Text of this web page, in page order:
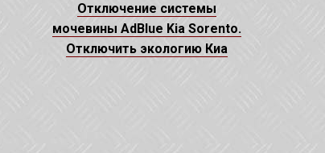
Отключение системы
мочевины AdBlue Kia Sorento.
Отключить экологию Киа